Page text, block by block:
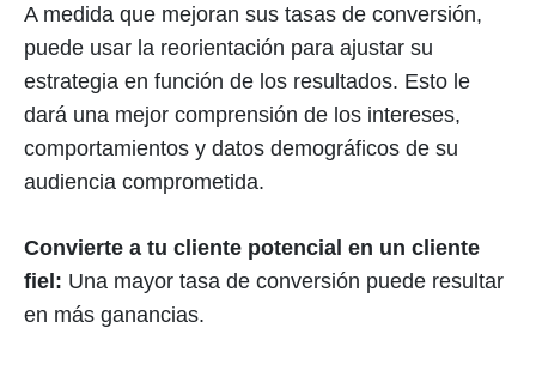
A medida que mejoran sus tasas de conversión,
puede usar la reorientación para ajustar su
estrategia en función de los resultados. Esto le
dará una mejor comprensión de los intereses,
comportamientos y datos demográficos de su
audiencia comprometida.
Convierte a tu cliente potencial en un cliente
fiel: Una mayor tasa de conversión puede resultar
en más ganancias.